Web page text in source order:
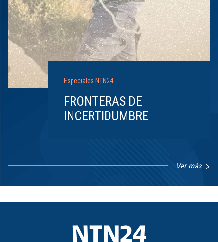
Especiales NTN24
FRONTERAS DE
INCERTIDUMBRE
Ver más
1
8